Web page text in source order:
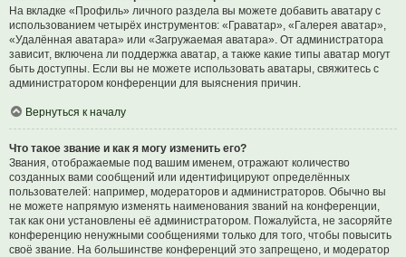
На вкладке «Профиль» личного раздела вы можете добавить аватару с
использованием четырёх инструментов: «Граватар», «Галерея аватар»,
«Удалённая аватара» или «Загружаемая аватара». От администратора
зависит, включена ли поддержка аватар, а также какие типы аватар могут
быть доступны. Если вы не можете использовать аватары, свяжитесь с
администратором конференции для выяснения причин.
Вернуться к началу
Что такое звание и как я могу изменить его?
Звания, отображаемые под вашим именем, отражают количество
созданных вами сообщений или идентифицируют определённых
пользователей: например, модераторов и администраторов. Обычно вы
не можете напрямую изменять наименования званий на конференции,
так как они установлены её администратором. Пожалуйста, не засоряйте
конференцию ненужными сообщениями только для того, чтобы повысить
своё звание. На большинстве конференций это запрещено, и модератор